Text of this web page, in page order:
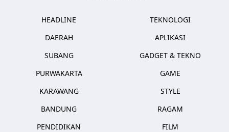
HEADLINE
DAERAH
SUBANG
PURWAKARTA
KARAWANG
BANDUNG
PENDIDIKAN
TEKNOLOGI
APLIKASI
GADGET & TEKNO
GAME
STYLE
RAGAM
FILM